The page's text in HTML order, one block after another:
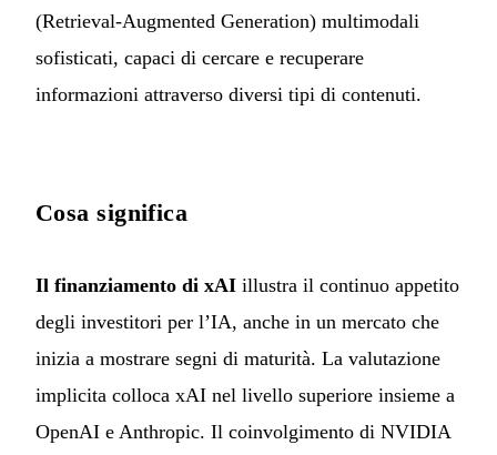
(Retrieval-Augmented Generation) multimodali
sofisticati, capaci di cercare e recuperare
informazioni attraverso diversi tipi di contenuti.
Cosa significa
Il finanziamento di xAI illustra il continuo appetito
degli investitori per l’IA, anche in un mercato che
inizia a mostrare segni di maturità. La valutazione
implicita colloca xAI nel livello superiore insieme a
OpenAI e Anthropic. Il coinvolgimento di NVIDIA